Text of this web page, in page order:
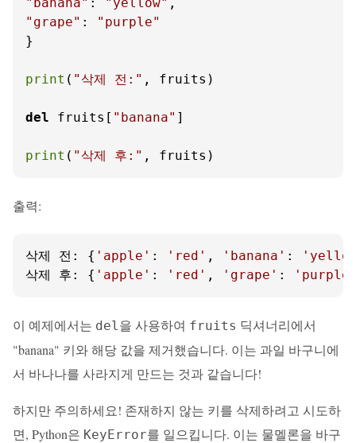
"grape" :
"purple"
}
print ( "삭제 전:" , fruits)
del fruits[ "banana" ]
print ( "삭제 후:" , fruits)
출력:
삭제 전: { 'apple' : 'red' , 'banana' :
삭제 후: { 'apple' : 'red' , 'grape' :
이 예제에서는 del을 사용하여 fruits 딕셔너리에서
"banana" 키와 해당 값을 제거했습니다. 이는 과일 바구니에
서 바나나를 사라지게 만드는 것과 같습니다!
하지만 주의하세요! 존재하지 않는 키를 삭제하려고 시도하
면, Python은 KeyError를 일으킵니다. 이는 물멜론을 바구